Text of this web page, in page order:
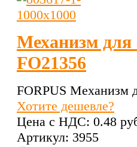
Механизм для
FO21356
FORPUS Механизм
Хотите дешевле?
Цена с НДС: 0.48
Артикул: 3955